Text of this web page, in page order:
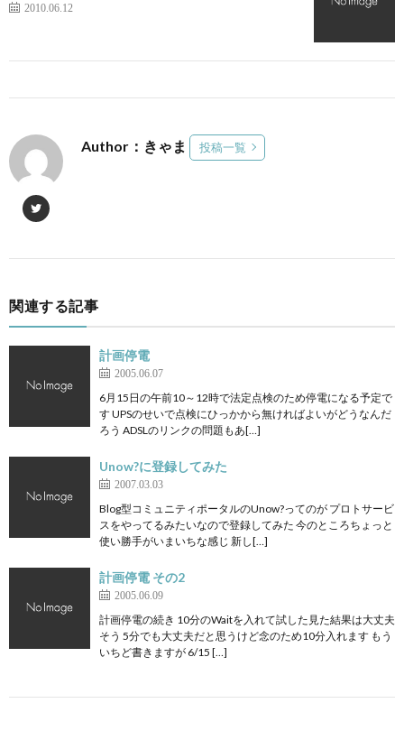
2010.06.12
Author：きゃま 投稿一覧
関連する記事
計画停電
2005.06.07
6月15日の午前10～12時で法定点検のため停電になる予定で
す UPSのせいで点検にひっかから無ければよいがどうなんだ
ろう ADSLのリンクの問題もあ[…]
Unow?に登録してみた
2007.03.03
Blog型コミュニティポータルのUnow?ってのが プロトサービ
スをやってるみたいなので登録してみた 今のところちょっと
使い勝手がいまいちな感じ 新し[…]
計画停電 その2
2005.06.09
計画停電の続き 10分のWaitを入れて試した見た結果は大丈夫
そう 5分でも大丈夫だと思うけど念のため10分入れます もう
いちど書きますが 6/15 […]